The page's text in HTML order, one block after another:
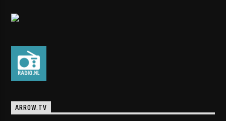
ARROW.TV